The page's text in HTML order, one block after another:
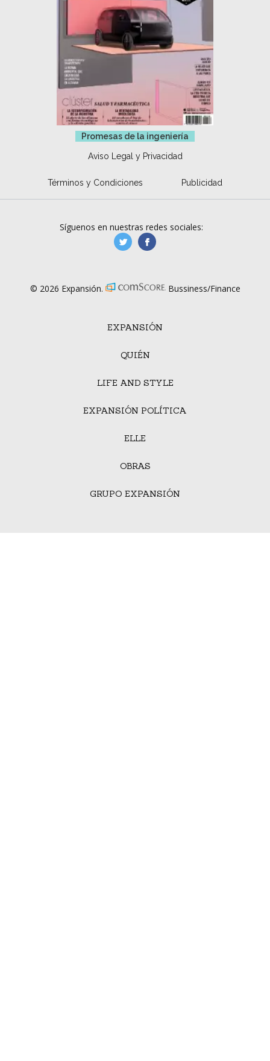
Promesas de la ingeniería
Aviso Legal y Privacidad
Términos y Condiciones Publicidad
EXPANSIÓN
QUIÉN
LIFE AND STYLE
EXPANSIÓN POLÍTICA
ELLE
OBRAS
GRUPO EXPANSIÓN
Síguenos en nuestras redes sociales:
manufacturaGE
© 2026 Expansión. Bussiness/Finance